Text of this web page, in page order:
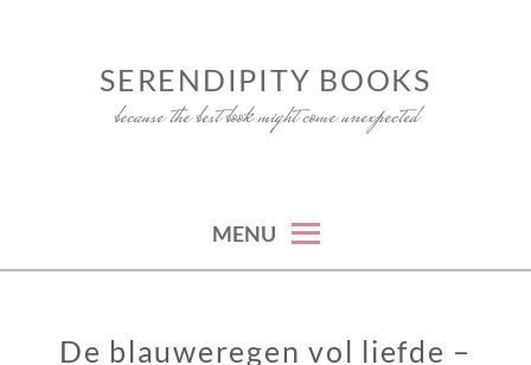
SERENDIPITY BOOKS
because the best book might come unexpected
MENU
RECENSIE
De blauweregen vol liefde –